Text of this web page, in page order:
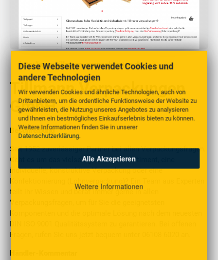
Diese Webseite verwendet Cookies und
andere Technologien
Wir verwenden Cookies und ähnliche Technologien, auch von
Drittanbietern, um die ordentliche Funktionsweise der Website zu
gewährleisten, die Nutzung unseres Angebotes zu analysieren
und Ihnen ein bestmögliches Einkaufserlebnis bieten zu können.
Weitere Informationen finden Sie in unserer
Datenschutzerklärung.
Alle Akzeptieren
Weitere Informationen
http://www.tillmann-verpackungen.de
Tillmann Verpackungen
GmbH
Beschreibung
Seit 1952 zuverlässiger Partner bei allen Verpackungsfragen.
Geht es um das vielseitige Standardsortiment, eine
individuelle, konstruktive Verpackung oder eine
Konfektionierung (Lohnverpackung)? Ein Team aus Experten
teilt ihr Wissen und berät immer gerne in allen
Verpackungsfragen, um für Sie die geeignetsten
Komponenten und die optimale Lösung nach dem neuesten
DIN ISO 9001 Qualitätssystem zu garantieren. Bei offenen
Fragen, rufen Sie uns jetzt bequem unter 06108 6020 an.
Händler-Kommentar